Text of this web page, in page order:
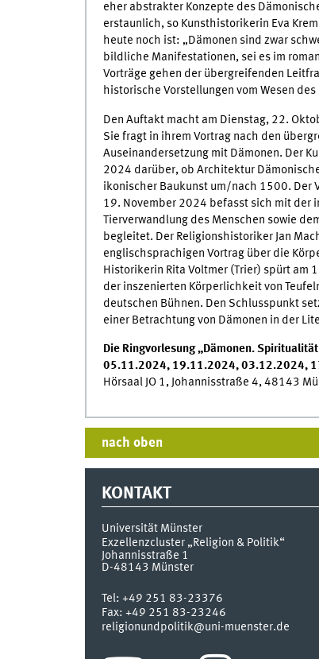
eher abstrakter Konzepte des
erstaunlich, so Kunsthistorikerin Eva
heute noch ist: „Dämonen sind zwar
bildliche Manifestationen, sei es im
Vorträge gehen der übergreifenden
historische Vorstellungen vom Wesen
Den Auftakt macht am Dienstag, 22.
Sie fragt in ihrem Vortrag nach den
Auseinandersetzung mit Dämonen. Der
2024 darüber, ob Architektur
ikonischer Baukunst um/nach 1500. Der
19. November 2024 befasst sich mit der
Tierverwandlung des Menschen sowie
begleitet. Der Religionshistoriker Jan
englischsprachigen Vortrag über die
Historikerin Rita Voltmer (Trier) spürt am
der inszenierten Körperlichkeit von
deutschen Bühnen. Den Schlusspunkt
einer Betrachtung von Dämonen in der
Die Ringvorlesung „Dämonen.
05.11.2024, 19.11.2024, 03.12.2024,
Hörsaal JO 1, Johannisstraße 4, 48143
nach oben
KONTAKT
Universität Münster
Exzellenzcluster „Religion & Politik“
Johannisstraße 1
D-48143 Münster
Tel: +49 251 83-23376
Fax: +49 251 83-23246
religionundpolitik@uni-muenster.de